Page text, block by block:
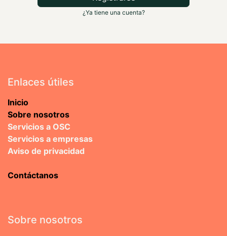
¿Ya tiene una cuenta?
Enlaces útiles
Inicio
Sobre nosotros
Servicios a OSC
Servicios a empresas
Aviso de privacidad
Contáctanos
Sobre nosotros